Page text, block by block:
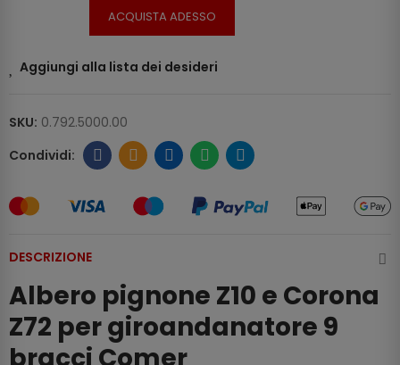
ACQUISTA ADESSO
Aggiungi alla lista dei desideri
SKU: 0.792.5000.00
DESCRIZIONE
Albero pignone Z10 e Corona
Z72 per giroandanatore 9